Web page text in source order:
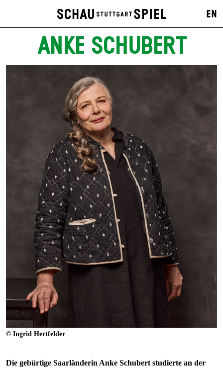
EN
ANKE SCHUBERT
© Ingrid Hertfelder
Die gebürtige Saarländerin Anke Schubert studierte an der